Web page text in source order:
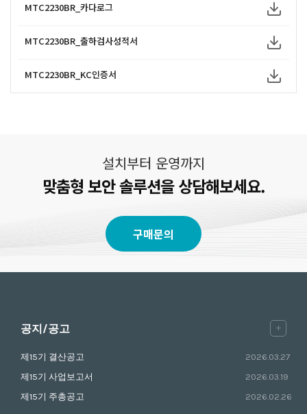
MTC2230BR_카다로그
MTC2230BR_출하검사성적서
MTC2230BR_KC인증서
설치부터 운영까지
맞춤형 보안 솔루션을 상담해보세요.
구매문의
공지/공고 +
제15기 결산공고
2026.03.27
제15기 사업보고서
2026.03.19
제15기 주총공고
2026.02.26